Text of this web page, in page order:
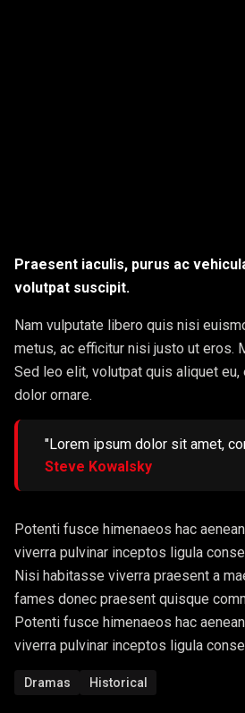
Praesent iaculis, purus ac
volutpat suscipit.
Nam vulputate libero quis nisi
metus, ac efficitur nisi justo ut eros.
Sed leo elit, volutpat quis aliquet
dolor ornare.
"Lorem ipsum dolor sit amet,
Steve Kowalsky
Potenti fusce himenaeos hac
viverra pulvinar inceptos ligula
Nisi habitasse viverra praesent a
fames donec praesent quisque
Potenti fusce himenaeos hac
viverra pulvinar inceptos ligula
Dramas Historical